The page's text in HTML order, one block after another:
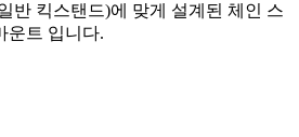
반 킥스탠드)에 맞게 설계된 체인 스
운트 입니다.